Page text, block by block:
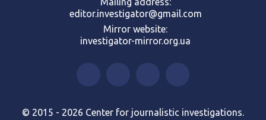
editor.investigator@gmail.com
Mirror website:
investigator-mirror.org.ua
© 2015 - 2026 Center for journalistic investigations.